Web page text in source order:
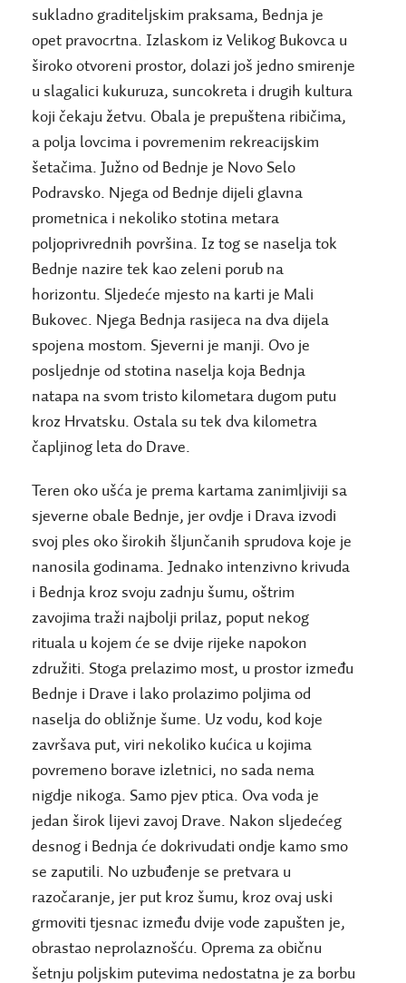
sukladno graditeljskim praksama, Bednja je
opet pravocrtna. Izlaskom iz Velikog Bukovca u
široko otvoreni prostor, dolazi još jedno smirenje
u slagalici kukuruza, suncokreta i drugih kultura
koji čekaju žetvu. Obala je prepuštena ribičima,
a polja lovcima i povremenim rekreacijskim
šetačima. Južno od Bednje je Novo Selo
Podravsko. Njega od Bednje dijeli glavna
prometnica i nekoliko stotina metara
poljoprivrednih površina. Iz tog se naselja tok
Bednje nazire tek kao zeleni porub na
horizontu. Sljedeće mjesto na karti je Mali
Bukovec. Njega Bednja rasijeca na dva dijela
spojena mostom. Sjeverni je manji. Ovo je
posljednje od stotina naselja koja Bednja
natapa na svom tristo kilometara dugom putu
kroz Hrvatsku. Ostala su tek dva kilometra
čapljinog leta do Drave.
Teren oko ušća je prema kartama zanimljiviji sa
sjeverne obale Bednje, jer ovdje i Drava izvodi
svoj ples oko širokih šljunčanih sprudova koje je
nanosila godinama. Jednako intenzivno krivuda
i Bednja kroz svoju zadnju šumu, oštrim
zavojima traži najbolji prilaz, poput nekog
rituala u kojem će se dvije rijeke napokon
združiti. Stoga prelazimo most, u prostor između
Bednje i Drave i lako prolazimo poljima od
naselja do obližnje šume. Uz vodu, kod koje
završava put, viri nekoliko kućica u kojima
povremeno borave izletnici, no sada nema
nigdje nikoga. Samo pjev ptica. Ova voda je
jedan širok lijevi zavoj Drave. Nakon sljedećeg
desnog i Bednja će dokrivudati ondje kamo smo
se zaputili. No uzbuđenje se pretvara u
razočaranje, jer put kroz šumu, kroz ovaj uski
grmoviti tjesnac između dvije vode zapušten je,
obrastao neprolaznošću. Oprema za običnu
šetnju poljskim putevima nedostatna je za borbu